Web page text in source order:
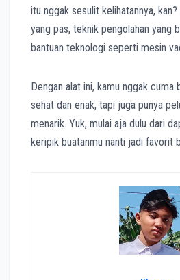
itu nggak sesulit kelihatannya,
yang pas, teknik pengolahan yang
bantuan teknologi seperti mesin
Dengan alat ini, kamu nggak cuma
sehat dan enak, tapi juga punya
menarik. Yuk, mulai aja dulu dari
keripik buatanmu nanti jadi favorit